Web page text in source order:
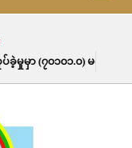
ဂ္ဂါဝပ်နာရီဖြစ်ပါသည်။